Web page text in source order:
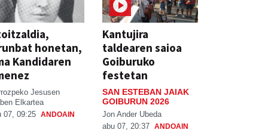
honetan,
Kandidaren
Jesusen
Elkartea
07, 09:25 ANDOAIN
Kantujira
taldearen saioa
Goiburuko
festetan
SAN ESTEBAN JAIAK
GOIBURUN 2026
Jon Ander Ubeda
abu 07, 20:37 ANDOAIN